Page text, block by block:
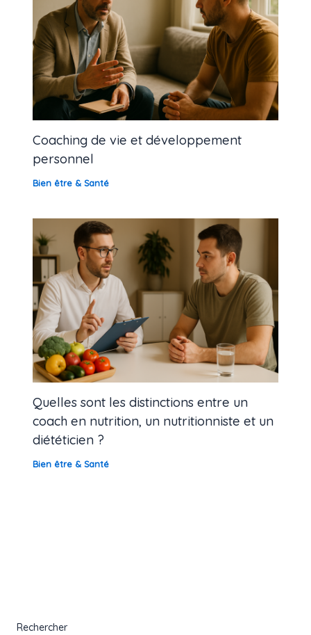
Coaching de vie et développement
personnel
Bien être & Santé
Quelles sont les distinctions entre un
coach en nutrition, un nutritionniste et un
diététicien ?
Bien être & Santé
Rechercher